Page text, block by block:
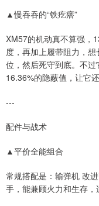
▲慢吞吞的“铁疙瘩”
XM57的机动真不算强，
度，再加上履带阻力，
位，然后死守到底。不
16.36%的隐蔽值，让它
---
配件与战术
▲平价全能组合
常规搭配是：输弹机 改
手，能兼顾火力和生存，